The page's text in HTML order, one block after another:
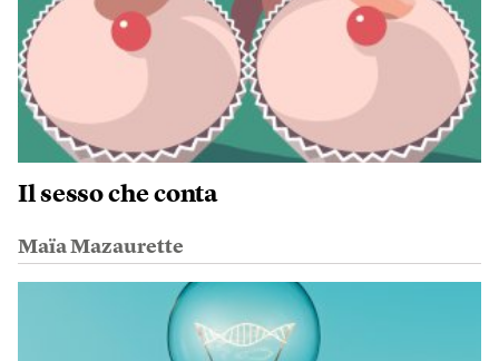
Il sesso che conta
Maïa Mazaurette